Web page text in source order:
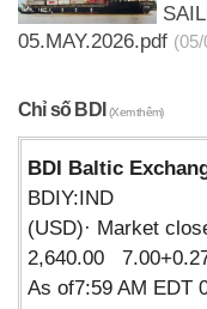
05.MAY.2026.pdf
Chỉ số BDI(Xem thêm)
BDI Baltic
BDIY:IND
(USD)· Market
2,640.00
As of7:59 AM EDT